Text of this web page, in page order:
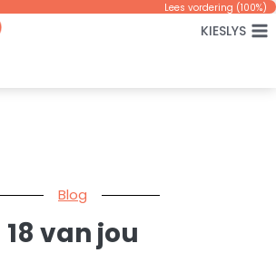
Lees vordering (100%)
KIESLYS
Blog
18 van jou